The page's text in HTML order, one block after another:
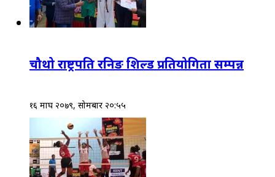
चौथो राष्ट्रपति रनिङ शिल्ड प्रतियोगिता सम्पन्न
१६ माघ २०७९, सोमबार २०:५५